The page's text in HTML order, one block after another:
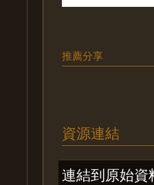
推薦分享
資源連結
連結到原始資